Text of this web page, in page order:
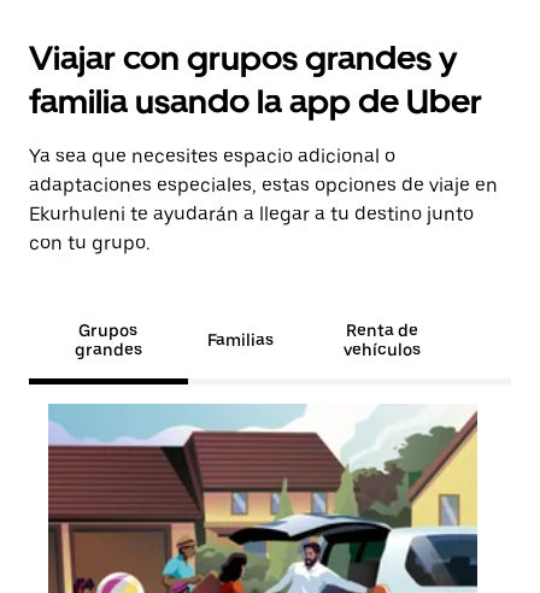
Viajar con grupos grandes y
familia usando la app de Uber
Ya sea que necesites espacio adicional o
adaptaciones especiales, estas opciones de viaje en
Ekurhuleni te ayudarán a llegar a tu destino junto
con tu grupo.
Grupos
grandes
Familias
Renta de
vehículos